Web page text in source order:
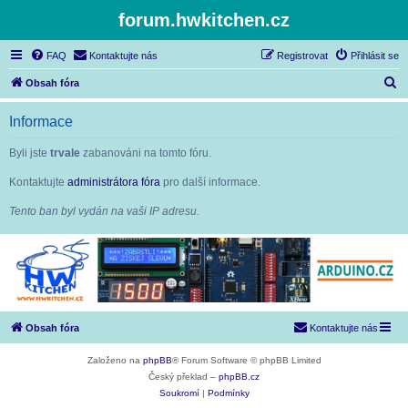
forum.hwkitchen.cz
FAQ Kontaktujte nás Přihlásit se
Registrovat
Obsah fóra
l
Informace
Byli jste trvale zabanováni na tomto fóru.
Kontaktujte administrátora fóra pro další informace.
Tento ban byl vydán na vaši IP adresu.
Obsah fóra Kontaktujte nás
Založeno na phpBB® Forum Software © phpBB Limited
Český překlad – phpBB.cz
Soukromí
Podmínky